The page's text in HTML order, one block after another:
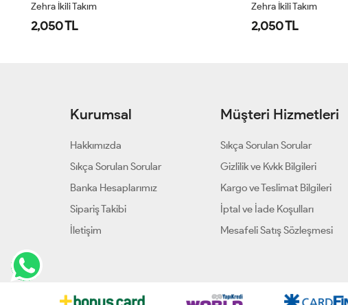
Zehra İkili Takım
2,050 TL
Zehra İkili Takım
2,050 TL
Kurumsal
Hakkımızda
Sıkça Sorulan Sorular
Banka Hesaplarımız
Sipariş Takibi
İletişim
Müşteri Hizmetleri
Sıkça Sorulan Sorular
Gizlilik ve Kvkk Bilgileri
Kargo ve Teslimat Bilgileri
İptal ve İade Koşulları
Mesafeli Satış Sözleşmesi